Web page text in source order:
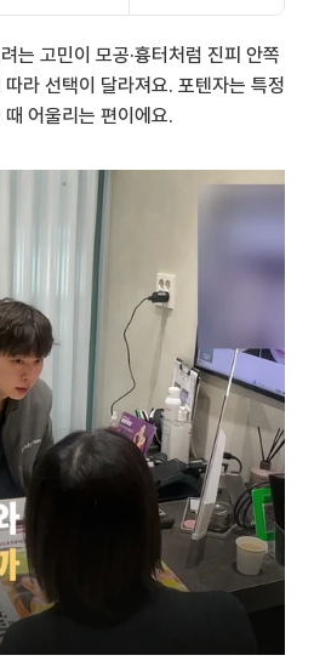
는 고민이 모공·흉터처럼 진피 안쪽
라 선택이 달라져요. 포텐자는 특정
어울리는 편이에요.